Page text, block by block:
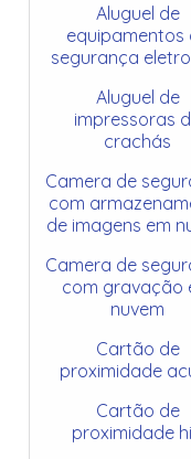
Aluguel de
equipamentos
segurança
Aluguel de
impressoras
crachás
Camera de
com
de imagens em
Camera de
com gravação
nuvem
Cartão de
proximidade
Cartão de
proximidade